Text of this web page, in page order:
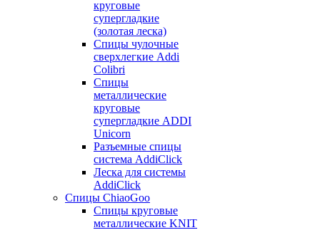
круговые
супергладкие
(золотая леска)
Спицы чулочные
сверхлегкие Addi
Colibri
Спицы
металлические
круговые
супергладкие ADDI
Unicorn
Разъемные спицы
система AddiClick
Леска для системы
AddiClick
Спицы ChiaoGoo
Спицы круговые
металлические KNIT